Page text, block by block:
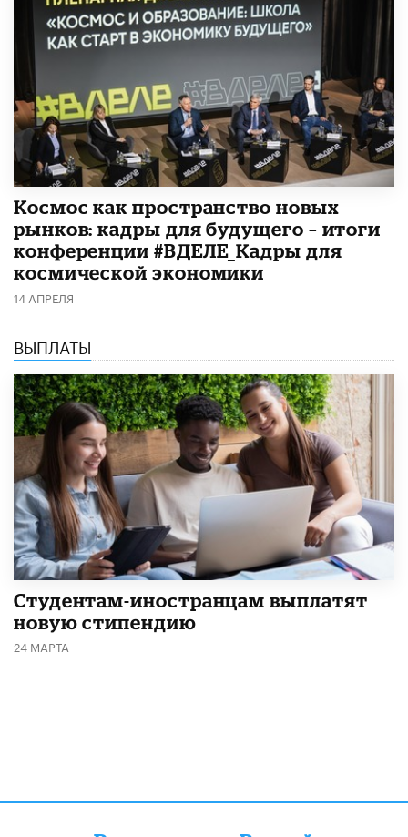
Космос как пространство новых
рынков: кадры для будущего – итоги
конференции #ВДЕЛЕ_Кадры для
космической экономики
14 АПРЕЛЯ
ВЫПЛАТЫ
Студентам-иностранцам выплатят
новую стипендию
24 МАРТА